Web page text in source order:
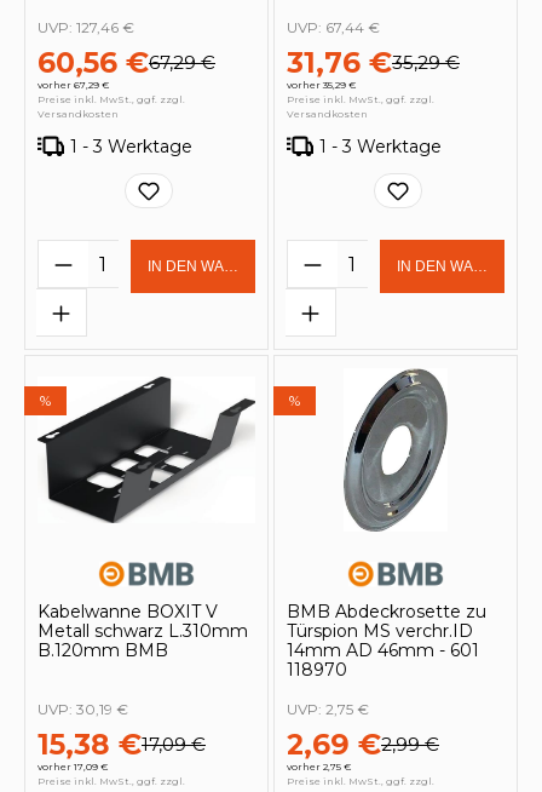
60,56 €67,29 €
vorher 67,29 €
UVP: 127,46 €
Preise inkl. MwSt., ggf. zzgl.
Versandkosten
1 - 3 Werktage
Produkt Anzahl: Gib den
IN DEN WARENKORB
31,76 €35,29 €
vorher 35,29 €
UVP: 67,44 €
Preise inkl. MwSt., ggf. zzgl.
Versandkosten
1 - 3 Werktage
Produkt Anzahl:
IN DEN
%
Kabelwanne BOXIT V
Metall schwarz L.310mm
B.120mm BMB
15,38 €17,09 €
vorher 17,09 €
UVP: 30,19 €
Preise inkl. MwSt., ggf. zzgl.
%
BMB Abdeckrosette zu
Türspion MS verchr.ID
14mm AD 46mm - 601
118970
2,69 €2,99 €
vorher 2,75 €
UVP: 2,75 €
Preise inkl. MwSt., ggf. zzgl.